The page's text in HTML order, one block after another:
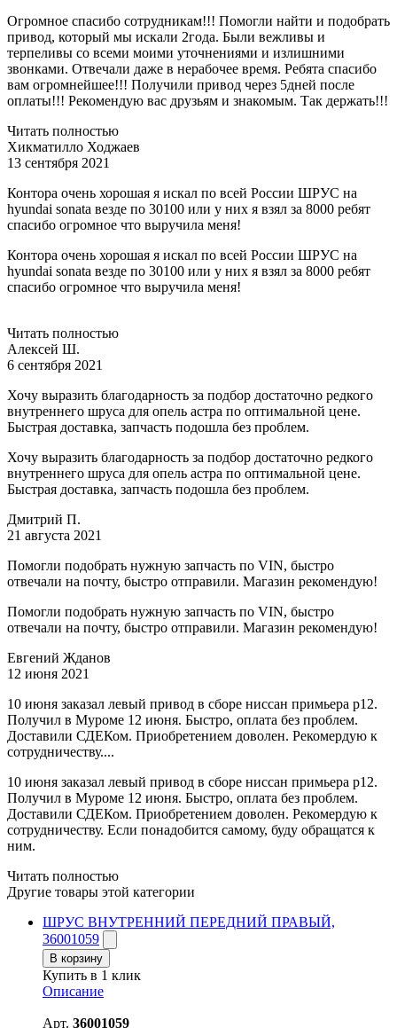
Огромное спасибо сотрудникам!!! Помогли найти и подобрать
привод, который мы искали 2года. Были вежливы и
терпеливы со всеми моими уточнениями и излишними
звонками. Отвечали даже в нерабочее время. Ребята спасибо
вам огромнейшее!!! Получили привод через 5дней после
оплаты!!! Рекомендую вас друзьям и знакомым. Так держать!!!
Читать полностью
Хикматилло Ходжаев
13 сентября 2021
Контора очень хорошая я искал по всей России ШРУС на
hyundai sonata везде по 30100 или у них я взял за 8000 ребят
спасибо огромное что выручила меня!
Контора очень хорошая я искал по всей России ШРУС на
hyundai sonata везде по 30100 или у них я взял за 8000 ребят
спасибо огромное что выручила меня!
Читать полностью
Алексей Ш.
6 сентября 2021
Хочу выразить благодарность за подбор достаточно редкого
внутреннего шруса для опель астра по оптимальной цене.
Быстрая доставка, запчасть подошла без проблем.
Хочу выразить благодарность за подбор достаточно редкого
внутреннего шруса для опель астра по оптимальной цене.
Быстрая доставка, запчасть подошла без проблем.
Дмитрий П.
21 августа 2021
Помогли подобрать нужную запчасть по VIN, быстро
отвечали на почту, быстро отправили. Магазин рекомендую!
Помогли подобрать нужную запчасть по VIN, быстро
отвечали на почту, быстро отправили. Магазин рекомендую!
Евгений Жданов
12 июня 2021
10 июня заказал левый привод в сборе ниссан примьера р12.
Получил в Муроме 12 июня. Быстро, оплата без проблем.
Доставили СДЕКом. Приобретением доволен. Рекомердую к
сотрудничеству....
10 июня заказал левый привод в сборе ниссан примьера р12.
Получил в Муроме 12 июня. Быстро, оплата без проблем.
Доставили СДЕКом. Приобретением доволен. Рекомердую к
сотрудничеству. Если понадобится самому, буду обращатся к
ним.
Читать полностью
Другие товары этой категории
ШРУС ВНУТРЕННИЙ ПЕРЕДНИЙ ПРАВЫЙ,
36001059
В корзину
Купить в 1 клик
Описание
Арт. 36001059